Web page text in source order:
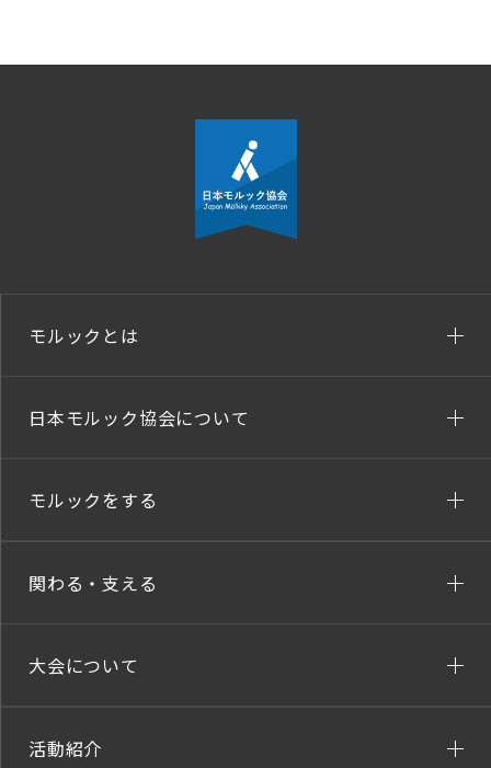
モルックとは
日本モルック協会について
モルックをする
関わる・支える
大会について
活動紹介